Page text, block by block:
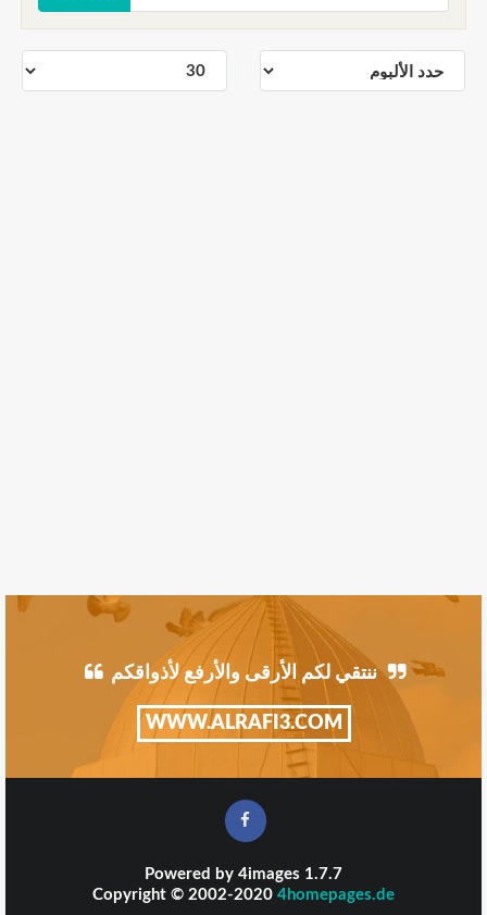
ننتقي لكم الأرقى والأرفع لأذواقكم
WWW.ALRAFI3.COM
Powered by 4images 1.7.7
Copyright © 2002-2020 4homepages.de